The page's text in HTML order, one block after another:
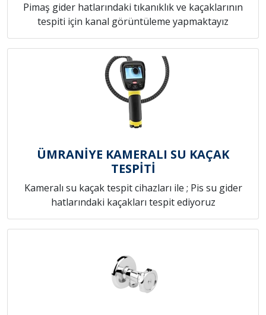
Pimaş gider hatlarındaki tıkanıklık ve kaçaklarının
tespiti için kanal görüntüleme yapmaktayız
ÜMRANİYE KAMERALI SU KAÇAK
TESPİTİ
Kameralı su kaçak tespit cihazları ile ; Pis su gider
hatlarındaki kaçakları tespit ediyoruz